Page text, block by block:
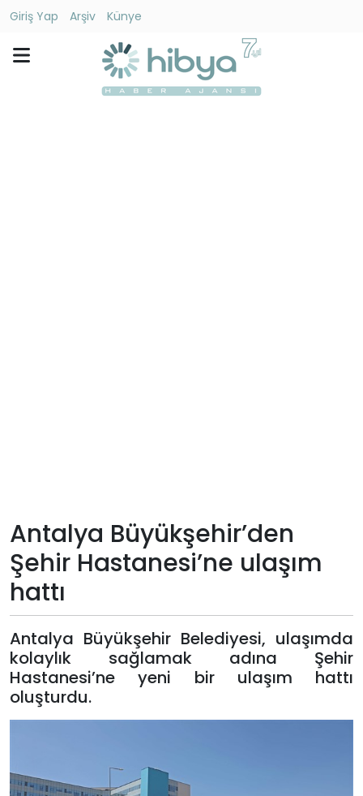
Giriş Yap Arşiv
Künye
Künye
Giriş
Yap
Antalya Büyükşehir’den
Şehir Hastanesi’ne ulaşım
hattı
Antalya Büyükşehir Belediyesi, ulaşımda
kolaylık sağlamak adına Şehir
Hastanesi’ne yeni bir ulaşım hattı
oluşturdu.